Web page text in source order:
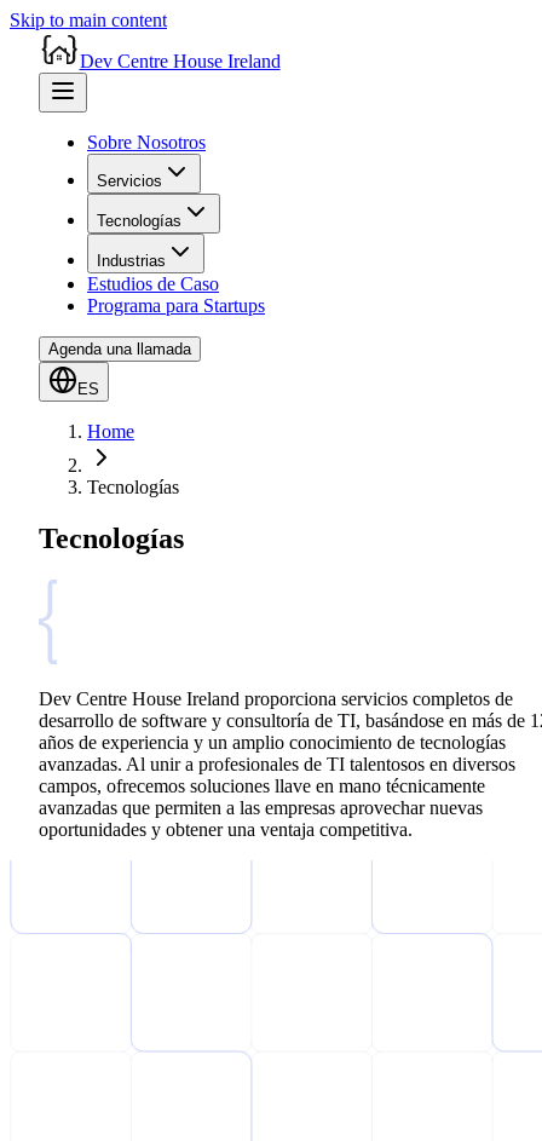
Skip to main content
Dev Centre House Ireland
Sobre Nosotros
Servicios
Tecnologías
Industrias
Estudios de Caso
Programa para Startups
Agenda una llamada
ES
Home
Tecnologías
Tecnologías
Dev Centre House Ireland proporciona servicios completos de
desarrollo de software y consultoría de TI, basándose en más de
años de experiencia y un amplio conocimiento de tecnologías
avanzadas. Al unir a profesionales de TI talentosos en diversos
campos, ofrecemos soluciones llave en mano técnicamente
avanzadas que permiten a las empresas aprovechar nuevas
oportunidades y obtener una ventaja competitiva.